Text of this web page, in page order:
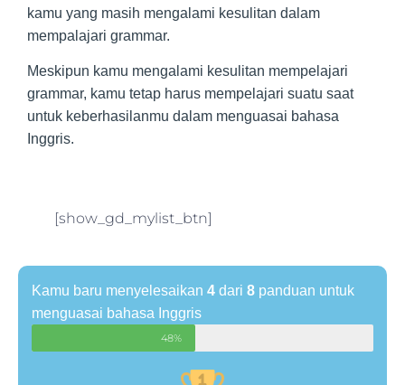
kamu yang masih mengalami kesulitan dalam
mempalajari grammar.
Meskipun kamu mengalami kesulitan mempelajari
grammar, kamu tetap harus mempelajari suatu saat
untuk keberhasilanmu dalam menguasai bahasa
Inggris.
[show_gd_mylist_btn]
Kamu baru menyelesaikan 4 dari 8 panduan untuk
menguasai bahasa Inggris
48%